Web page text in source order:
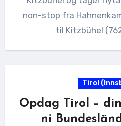
non-stop fra
til Kitzbühel
Tirol
Opdag Tirol –
ni